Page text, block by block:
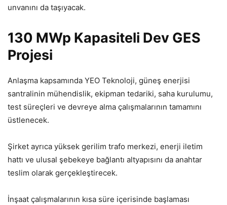
unvanını da taşıyacak.
130 MWp Kapasiteli Dev GES
Projesi
Anlaşma kapsamında YEO Teknoloji, güneş enerjisi
santralinin mühendislik, ekipman tedariki, saha kurulumu,
test süreçleri ve devreye alma çalışmalarının tamamını
üstlenecek.
Şirket ayrıca yüksek gerilim trafo merkezi, enerji iletim
hattı ve ulusal şebekeye bağlantı altyapısını da anahtar
teslim olarak gerçekleştirecek.
İnşaat çalışmalarının kısa süre içerisinde başlaması